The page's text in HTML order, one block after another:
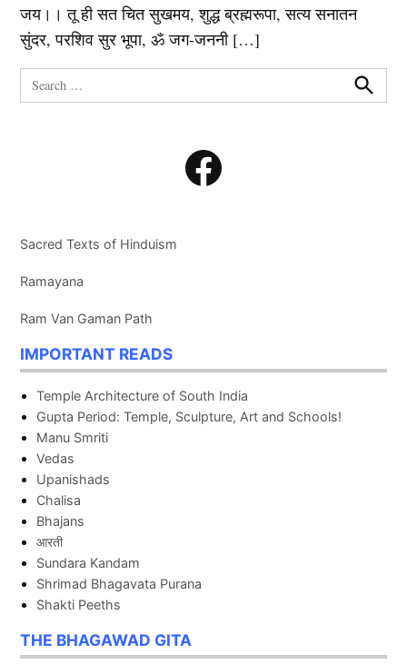
जय।। तू ही सत चित सुखमय, शुद्ध ब्रह्मरूपा, सत्य सनातन
सुंदर, परशिव सुर भूपा, ॐ जग-जननी […]
Search
for:
Search
Facebook
Sacred Texts of Hinduism
Ramayana
Ram Van Gaman Path
IMPORTANT READS
Temple Architecture of South India
Gupta Period: Temple, Sculpture, Art and Schools!
Manu Smriti
Vedas
Upanishads
Chalisa
Bhajans
आरती
Sundara Kandam
Shrimad Bhagavata Purana
Shakti Peeths
THE BHAGAWAD GITA